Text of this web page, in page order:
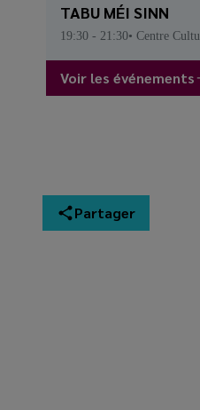
TABU MÉI SINN
19:30 - 21:30 Centre
Voir les événements
Partager